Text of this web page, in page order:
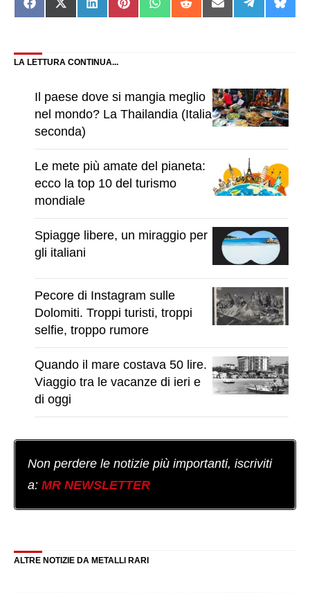
Share
on
Share
on
Share
on
Share
on
Share
on
Share
on
Share
on
Share
on
on
LA LETTURA CONTINUA...
Il paese dove si mangia meglio
nel mondo? La Thailandia (Italia
seconda)
Le mete più amate del pianeta:
ecco la top 10 del turismo
mondiale
Spiagge libere, un miraggio per
gli italiani
Pecore di Instagram sulle
Dolomiti. Troppi turisti, troppi
selfie, troppo rumore
Quando il mare costava 50 lire.
Viaggio tra le vacanze di ieri e
di oggi
Non perdere le notizie più importanti, iscriviti
a: MR NEWSLETTER
ALTRE NOTIZIE DA METALLI RARI